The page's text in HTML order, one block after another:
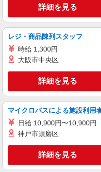
キープ
アルバイト パート
かつ庵 平塚中原店
ホール・
生：時給
神奈川
キープ
アルバイト パート
すき家 平塚豊田店
すき家の店
ど）
詳細を見る
レジ・商品陳列スタッフ
時給 1,300円
大阪市中央区
詳細を見る
マイクロバスによる施設利用
日給 10,900円〜10,900円
神戸市須磨区
詳細を見る